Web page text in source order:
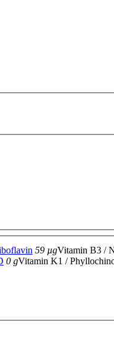
59 µgVitamin B3 /
0 gVitamin K1 /